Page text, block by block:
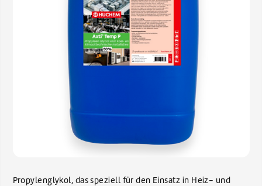
Propylenglykol, das speziell für den Einsatz in Heiz- und